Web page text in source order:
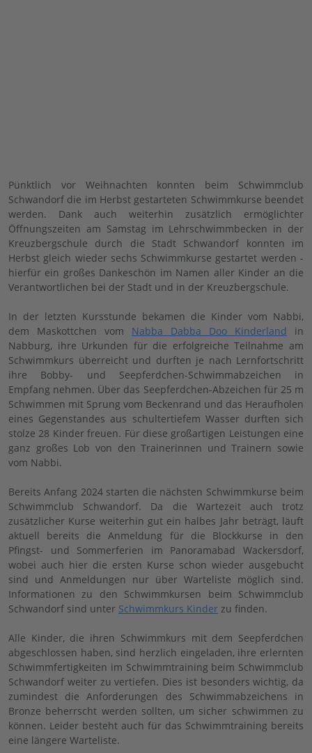
Pünktlich vor Weihnachten konnten beim Schwimmclub
Schwandorf die im Herbst gestarteten Schwimmkurse beendet
werden. Dank auch weiterhin zusätzlich ermöglichter
Öffnungszeiten am Samstag im Lehrschwimmbecken in der
Kreuzbergschule durch die Stadt Schwandorf konnten im
Herbst gleich wieder sechs Schwimmkurse gestartet werden -
hierfür ein großes Dankeschön im Namen aller Kinder an die
Verantwortlichen bei der Stadt und in der Kreuzbergschule.
In der letzten Kursstunde bekamen die Kinder vom Nabbi,
dem Maskottchen vom Nabba Dabba Doo Kinderland in
Nabburg, ihre Urkunden für die erfolgreiche Teilnahme am
Schwimmkurs überreicht und durften je nach Lernfortschritt
ihre Bobby- und Seepferdchen-Schwimmabzeichen in
Empfang nehmen. Über das Seepferdchen-Abzeichen für 25 m
Schwimmen mit Sprung vom Beckenrand und das Heraufholen
eines Gegenstandes aus schultertiefem Wasser durften sich
stolze 28 Kinder freuen. Für diese großartigen Leistungen eine
ganz großes Lob von den Trainerinnen und Trainern sowie
vom Nabbi.
Bereits Anfang 2024 starten die nächsten Schwimmkurse beim
Schwimmclub Schwandorf. Da die Wartezeit auch trotz
zusätzlicher Kurse weiterhin gut ein halbes Jahr beträgt, läuft
aktuell bereits die Anmeldung für die Blockkurse in den
Pfingst- und Sommerferien im Panoramabad Wackersdorf,
wobei auch hier die ersten Kurse schon wieder ausgebucht
sind und Anmeldungen nur über Warteliste möglich sind.
Informationen zu den Schwimmkursen beim Schwimmclub
Schwandorf sind unter Schwimmkurs Kinder zu finden.
Alle Kinder, die ihren Schwimmkurs mit dem Seepferdchen
abgeschlossen haben, sind herzlich eingeladen, ihre erlernten
Schwimmfertigkeiten im Schwimmtraining beim Schwimmclub
Schwandorf weiter zu vertiefen. Dies ist besonders wichtig, da
zumindest die Anforderungen des Schwimmabzeichens in
Bronze beherrscht werden sollten, um sicher schwimmen zu
können. Leider besteht auch für das Schwimmtraining bereits
eine längere Warteliste.